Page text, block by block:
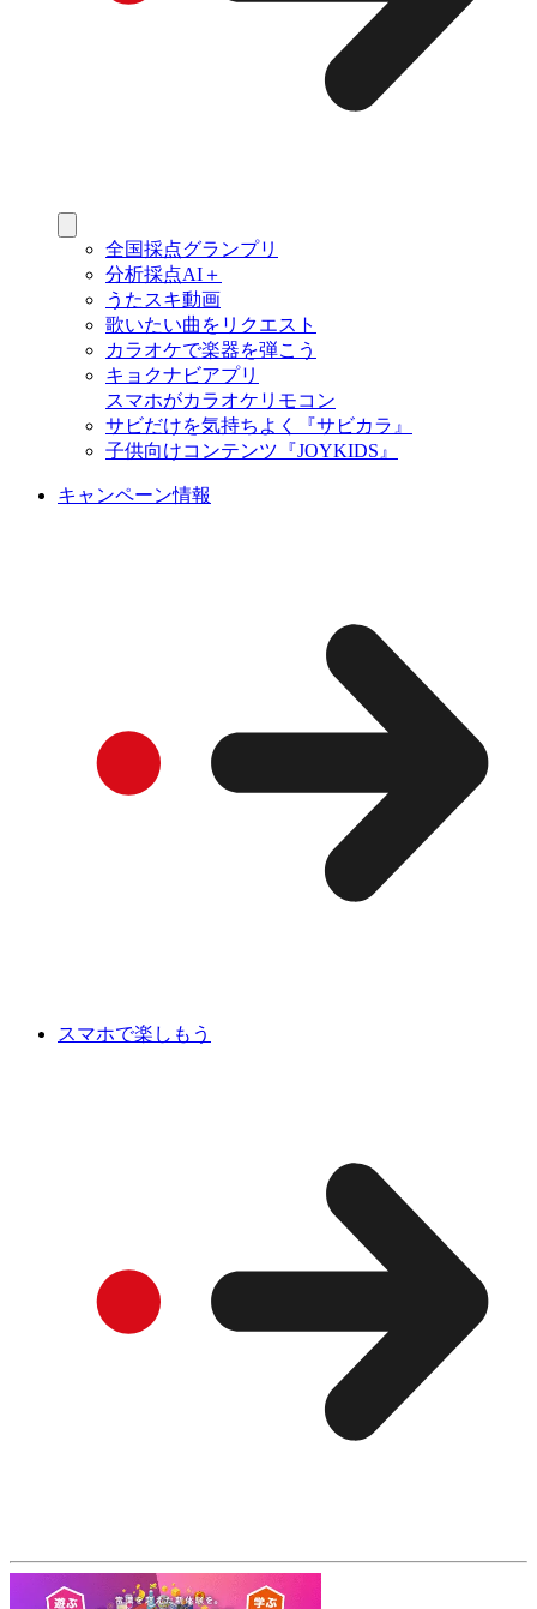
全国採点グランプリ
分析採点AI＋
うたスキ動画
歌いたい曲をリクエスト
カラオケで楽器を弾こう
キョクナビアプリ
スマホがカラオケリモコン
サビだけを気持ちよく『サビカラ』
子供向けコンテンツ『JOYKIDS』
キャンペーン情報
スマホで楽しもう